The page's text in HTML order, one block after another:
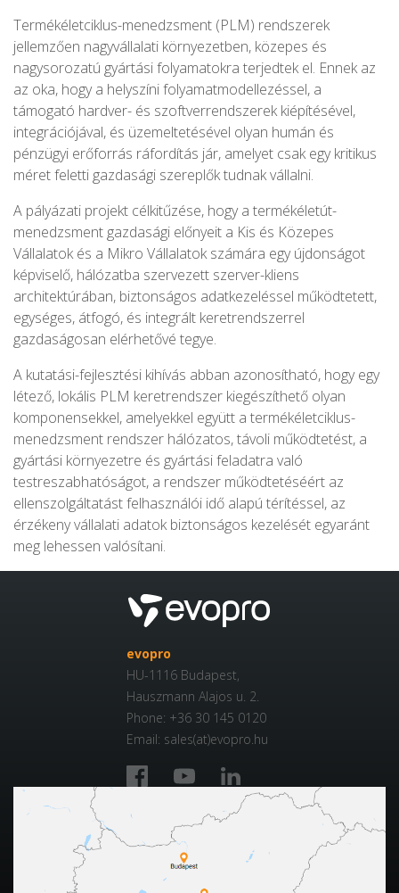
Termékéletciklus-menedzsment (PLM) rendszerek
jellemzően nagyvállalati környezetben, közepes és
nagysorozatú gyártási folyamatokra terjedtek el. Ennek az
az oka, hogy a helyszíni folyamatmodellezéssel, a
támogató hardver- és szoftverrendszerek kiépítésével,
integrációjával, és üzemeltetésével olyan humán és
pénzügyi erőforrás ráfordítás jár, amelyet csak egy kritikus
méret feletti gazdasági szereplők tudnak vállalni.
A pályázati projekt célkitűzése, hogy a termékéletút-
menedzsment gazdasági előnyeit a Kis és Közepes
Vállalatok és a Mikro Vállalatok számára egy újdonságot
képviselő, hálózatba szervezett szerver-kliens
architektúrában, biztonságos adatkezeléssel működtetett,
egységes, átfogó, és integrált keretrendszerrel
gazdaságosan elérhetővé tegye.
A kutatási-fejlesztési kihívás abban azonosítható, hogy egy
létező, lokális PLM keretrendszer kiegészíthető olyan
komponensekkel, amelyekkel együtt a termékéletciklus-
menedzsment rendszer hálózatos, távoli működtetést, a
gyártási környezetre és gyártási feladatra való
testreszabhatóságot, a rendszer működtetéséért az
ellenszolgáltatást felhasználói idő alapú térítéssel, az
érzékeny vállalati adatok biztonságos kezelését egyaránt
meg lehessen valósítani.
evopro
HU-1116 Budapest,
Hauszmann Alajos u. 2.
Phone: +36 30 145 0120
Email: sales(at)evopro.hu